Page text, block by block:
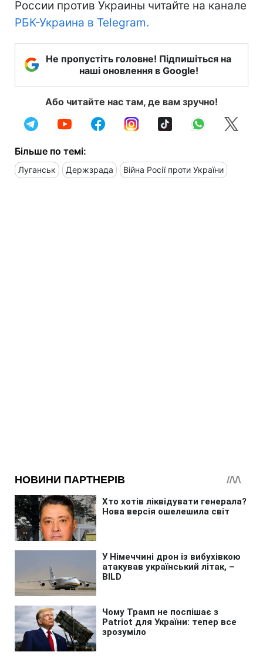
России против Украины читайте на канале
РБК-Украина в Telegram.
Не пропустіть головне! Підпишіться на
наші оновлення в Google!
Або читайте нас там, де вам зручно!
Більше по темі:
Луганськ Держзрада Війна Росії проти України